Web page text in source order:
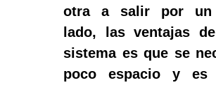
otra a salir por un
lado, las ventajas
sistema es que se
poco espacio y es